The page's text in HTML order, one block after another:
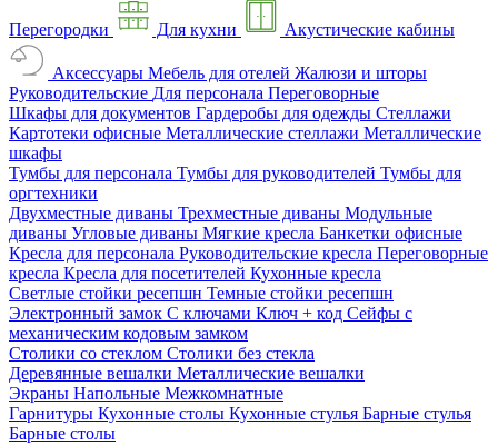
Перегородки Для кухни Акустические кабины
Аксессуары Мебель для отелей Жалюзи и шторы
Руководительские Для персонала Переговорные
Шкафы для документов Гардеробы для одежды Стеллажи
Картотеки офисные Металлические стеллажи Металлические
шкафы
Тумбы для персонала Тумбы для руководителей Тумбы для
оргтехники
Двухместные диваны Трехместные диваны Модульные
диваны Угловые диваны Мягкие кресла Банкетки офисные
Кресла для персонала Руководительские кресла Переговорные
кресла Кресла для посетителей Кухонные кресла
Светлые стойки ресепшн Темные стойки ресепшн
Электронный замок С ключами Ключ + код Сейфы с
механическим кодовым замком
Столики со стеклом Столики без стекла
Деревянные вешалки Металлические вешалки
Экраны Напольные Межкомнатные
Гарнитуры Кухонные столы Кухонные стулья Барные стулья
Барные столы